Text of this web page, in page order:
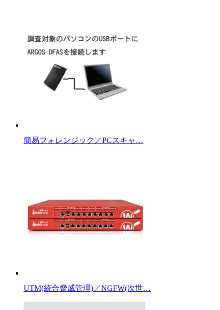
簡易フォレンジック／PCスキャ…
UTM(統合脅威管理)／NGFW(次世…